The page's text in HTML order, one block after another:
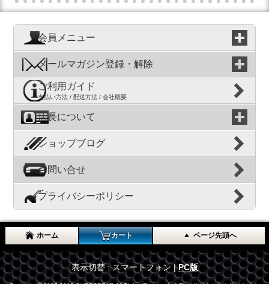
会員メニュー
メールマガジン登録・解除
ご利用ガイド
支払い方法 / 配送方法 / 会社概要
店長について
ショップブログ
お問い合せ
プライバシーポリシー
ホーム カート ページ先頭へ
表示切替 : スマートフォン |PC版